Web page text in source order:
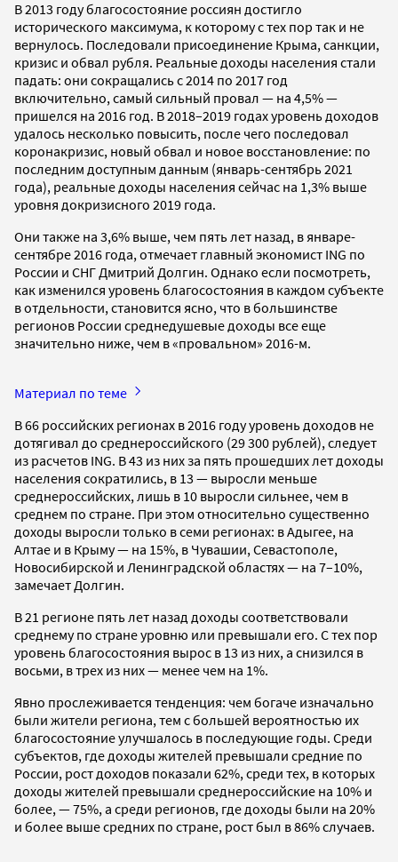
В 2013 году благосостояние россиян достигло
исторического максимума, к которому с тех пор так и не
вернулось. Последовали присоединение Крыма, санкции,
кризис и обвал рубля. Реальные доходы населения стали
падать: они сокращались с 2014 по 2017 год
включительно, самый сильный провал — на 4,5% —
пришелся на 2016 год. В 2018–2019 годах уровень доходов
удалось несколько повысить, после чего последовал
коронакризис, новый обвал и новое восстановление: по
последним доступным данным (январь-сентябрь 2021
года), реальные доходы населения сейчас на 1,3% выше
уровня докризисного 2019 года.
Они также на 3,6% выше, чем пять лет назад, в январе-
сентябре 2016 года, отмечает главный экономист ING по
России и СНГ Дмитрий Долгин. Однако если посмотреть,
как изменился уровень благосостояния в каждом субъекте
в отдельности, становится ясно, что в большинстве
регионов России среднедушевые доходы все еще
значительно ниже, чем в «провальном» 2016-м.
Материал по теме
В 66 российских регионах в 2016 году уровень доходов не
дотягивал до среднероссийского (29 300 рублей), следует
из расчетов ING. В 43 из них за пять прошедших лет доходы
населения сократились, в 13 — выросли меньше
среднероссийских, лишь в 10 выросли сильнее, чем в
среднем по стране. При этом относительно существенно
доходы выросли только в семи регионах: в Адыгее, на
Алтае и в Крыму — на 15%, в Чувашии, Севастополе,
Новосибирской и Ленинградской областях — на 7–10%,
замечает Долгин.
В 21 регионе пять лет назад доходы соответствовали
среднему по стране уровню или превышали его. С тех пор
уровень благосостояния вырос в 13 из них, а снизился в
восьми, в трех из них — менее чем на 1%.
Явно прослеживается тенденция: чем богаче изначально
были жители региона, тем с большей вероятностью их
благосостояние улучшалось в последующие годы. Среди
субъектов, где доходы жителей превышали средние по
России, рост доходов показали 62%, среди тех, в которых
доходы жителей превышали среднероссийские на 10% и
более, — 75%, а среди регионов, где доходы были на 20%
и более выше средних по стране, рост был в 86% случаев.